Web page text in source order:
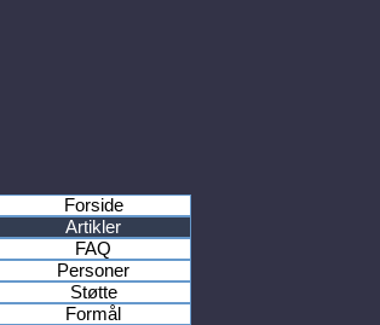
Forside
Artikler
FAQ
Personer
Støtte
Formål